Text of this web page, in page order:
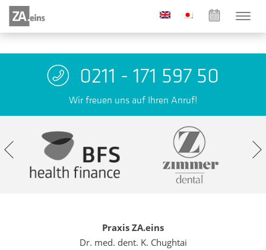
0211 - 171 597 50
Wir freuen uns auf Ihren Anruf!
Praxis ZA.eins
Dr. med. dent. K. Chughtai